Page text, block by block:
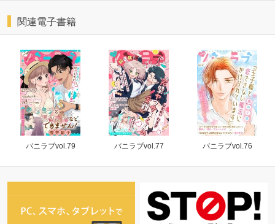
関連電子書籍
バニラブvol.79 バニラブvol.77 バニラブvol.76